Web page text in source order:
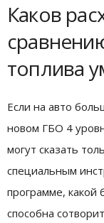
Каков
топлива
Если на авто
новом ГБО 4
могут сказать
специальным
программе,
способна